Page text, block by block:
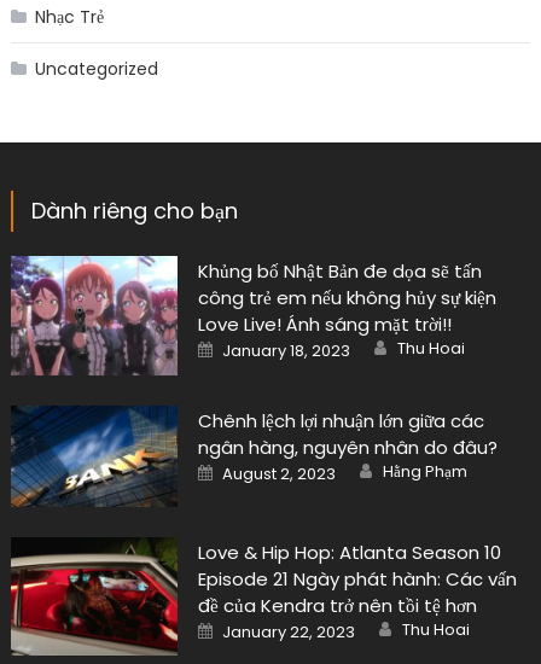
Nhạc Trẻ
Uncategorized
Dành riêng cho bạn
Khủng bố Nhật Bản đe dọa sẽ tấn
công trẻ em nếu không hủy sự kiện
Love Live! Ánh sáng mặt trời!!
Posted
on
January 18, 2023 Author
Thu Hoai
Chênh lệch lợi nhuận lớn giữa các
ngân hàng, nguyên nhân do đâu?
Posted
on
August 2, 2023 Author
Hằng Phạm
Love & Hip Hop: Atlanta Season 10
Episode 21 Ngày phát hành: Các vấn
đề của Kendra trở nên tồi tệ hơn
Posted
on
January 22, 2023 Author
Thu Hoai